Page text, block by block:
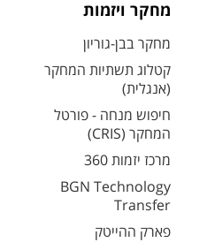
מחקר ויזמות
מחקר בבן-גוריון
קטלוג תשתיות המחקר
(אנגלית)
חיפוש מנחה - פורטל
המחקר (CRIS)
מרכז יזמות 360
BGN Technology
Transfer
פארק ההייטק